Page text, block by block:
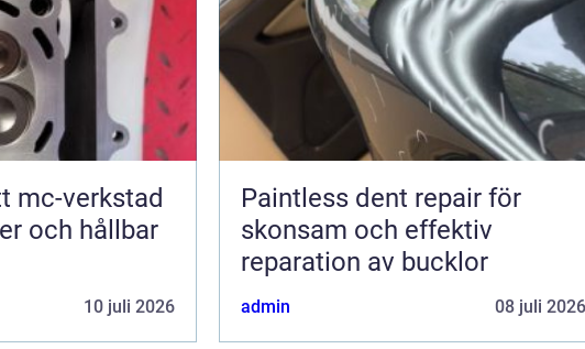
mc-verkstad
och hållbar
10 juli 2026
Paintless dent repair för
skonsam och effektiv
reparation av bucklor
admin 08 juli 2026